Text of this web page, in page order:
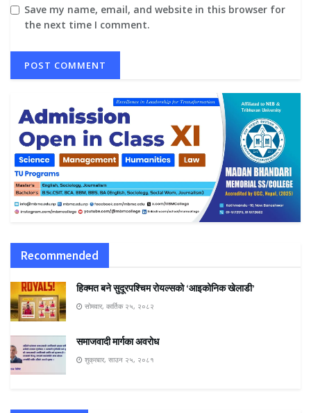
Save my name, email, and website in this browser for
the next time I comment.
Recommended
हिक्मत बने सुदूरपश्चिम रोयल्सको ‘आइकोनिक खेलाडी’
सोमवार, कार्तिक २५, २०८२
समाजवादी मार्गका अवरोध
शुक्रबार, साउन २५, २०८१